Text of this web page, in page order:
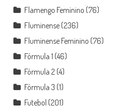
Flamengo Feminino (76)
Fluminense(236)
Fluminense Feminino (76)
Fórmula 1 (46)
Fórmula 2(4)
Fórmula 3 (1)
Futebol (201)